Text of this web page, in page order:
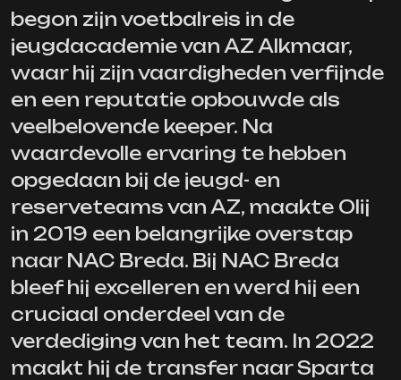
begon zijn voetbalreis in de
jeugdacademie van AZ Alkmaar,
waar hij zijn vaardigheden verfijnde
en een reputatie opbouwde als
veelbelovende keeper. Na
waardevolle ervaring te hebben
opgedaan bij de jeugd- en
reserveteams van AZ, maakte Olij
in 2019 een belangrijke overstap
naar NAC Breda. Bij NAC Breda
bleef hij excelleren en werd hij een
cruciaal onderdeel van de
verdediging van het team. In 2022
maakt hij de transfer naar Sparta